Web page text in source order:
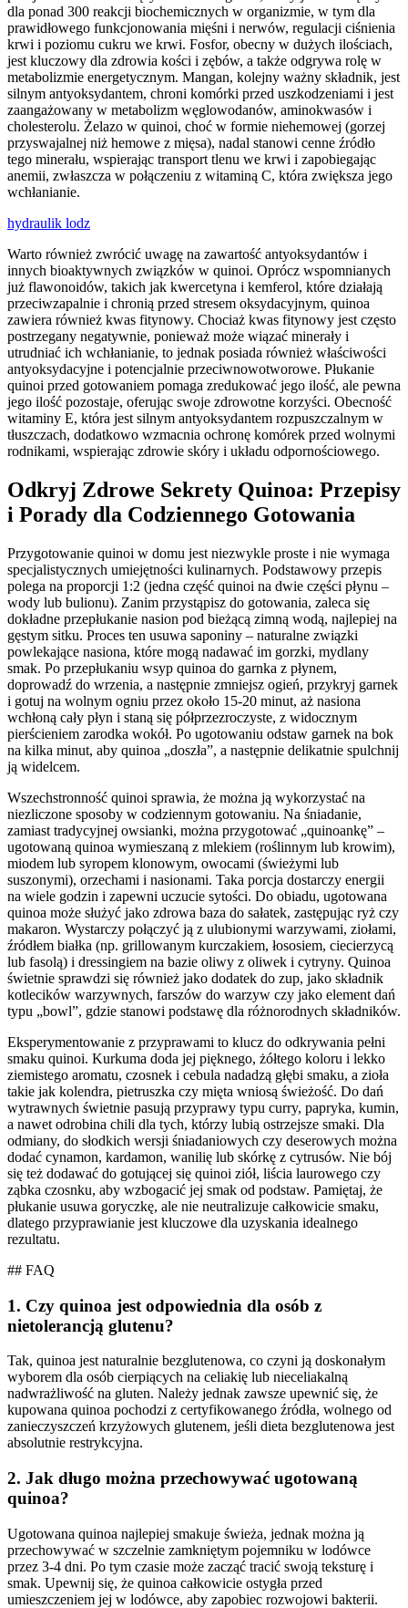
dla ponad 300 reakcji biochemicznych w organizmie, w tym dla
prawidłowego funkcjonowania mięśni i nerwów, regulacji ciśnienia
krwi i poziomu cukru we krwi. Fosfor, obecny w dużych ilościach,
jest kluczowy dla zdrowia kości i zębów, a także odgrywa rolę w
metabolizmie energetycznym. Mangan, kolejny ważny składnik, jest
silnym antyoksydantem, chroni komórki przed uszkodzeniami i jest
zaangażowany w metabolizm węglowodanów, aminokwasów i
cholesterolu. Żelazo w quinoi, choć w formie niehemowej (gorzej
przyswajalnej niż hemowe z mięsa), nadal stanowi cenne źródło
tego minerału, wspierając transport tlenu we krwi i zapobiegając
anemii, zwłaszcza w połączeniu z witaminą C, która zwiększa jego
wchłanianie.
hydraulik lodz
Warto również zwrócić uwagę na zawartość antyoksydantów i
innych bioaktywnych związków w quinoi. Oprócz wspomnianych
już flawonoidów, takich jak kwercetyna i kemferol, które działają
przeciwzapalnie i chronią przed stresem oksydacyjnym, quinoa
zawiera również kwas fitynowy. Chociaż kwas fitynowy jest często
postrzegany negatywnie, ponieważ może wiązać minerały i
utrudniać ich wchłanianie, to jednak posiada również właściwości
antyoksydacyjne i potencjalnie przeciwnowotworowe. Płukanie
quinoi przed gotowaniem pomaga zredukować jego ilość, ale pewna
jego ilość pozostaje, oferując swoje zdrowotne korzyści. Obecność
witaminy E, która jest silnym antyoksydantem rozpuszczalnym w
tłuszczach, dodatkowo wzmacnia ochronę komórek przed wolnymi
rodnikami, wspierając zdrowie skóry i układu odpornościowego.
Odkryj Zdrowe Sekrety Quinoa: Przepisy
i Porady dla Codziennego Gotowania
Przygotowanie quinoi w domu jest niezwykle proste i nie wymaga
specjalistycznych umiejętności kulinarnych. Podstawowy przepis
polega na proporcji 1:2 (jedna część quinoi na dwie części płynu –
wody lub bulionu). Zanim przystąpisz do gotowania, zaleca się
dokładne przepłukanie nasion pod bieżącą zimną wodą, najlepiej na
gęstym sitku. Proces ten usuwa saponiny – naturalne związki
powlekające nasiona, które mogą nadawać im gorzki, mydlany
smak. Po przepłukaniu wsyp quinoa do garnka z płynem,
doprowadź do wrzenia, a następnie zmniejsz ogień, przykryj garnek
i gotuj na wolnym ogniu przez około 15-20 minut, aż nasiona
wchłoną cały płyn i staną się półprzezroczyste, z widocznym
pierścieniem zarodka wokół. Po ugotowaniu odstaw garnek na bok
na kilka minut, aby quinoa „doszła”, a następnie delikatnie spulchnij
ją widelcem.
Wszechstronność quinoi sprawia, że można ją wykorzystać na
niezliczone sposoby w codziennym gotowaniu. Na śniadanie,
zamiast tradycyjnej owsianki, można przygotować „quinoankę” –
ugotowaną quinoa wymieszaną z mlekiem (roślinnym lub krowim),
miodem lub syropem klonowym, owocami (świeżymi lub
suszonymi), orzechami i nasionami. Taka porcja dostarczy energii
na wiele godzin i zapewni uczucie sytości. Do obiadu, ugotowana
quinoa może służyć jako zdrowa baza do sałatek, zastępując ryż czy
makaron. Wystarczy połączyć ją z ulubionymi warzywami, ziołami,
źródłem białka (np. grillowanym kurczakiem, łososiem, ciecierzycą
lub fasolą) i dressingiem na bazie oliwy z oliwek i cytryny. Quinoa
świetnie sprawdzi się również jako dodatek do zup, jako składnik
kotlecików warzywnych, farszów do warzyw czy jako element dań
typu „bowl”, gdzie stanowi podstawę dla różnorodnych składników.
Eksperymentowanie z przyprawami to klucz do odkrywania pełni
smaku quinoi. Kurkuma doda jej pięknego, żółtego koloru i lekko
ziemistego aromatu, czosnek i cebula nadadzą głębi smaku, a zioła
takie jak kolendra, pietruszka czy mięta wniosą świeżość. Do dań
wytrawnych świetnie pasują przyprawy typu curry, papryka, kumin,
a nawet odrobina chili dla tych, którzy lubią ostrzejsze smaki. Dla
odmiany, do słodkich wersji śniadaniowych czy deserowych można
dodać cynamon, kardamon, wanilię lub skórkę z cytrusów. Nie bój
się też dodawać do gotującej się quinoi ziół, liścia laurowego czy
ząbka czosnku, aby wzbogacić jej smak od podstaw. Pamiętaj, że
płukanie usuwa goryczkę, ale nie neutralizuje całkowicie smaku,
dlatego przyprawianie jest kluczowe dla uzyskania idealnego
rezultatu.
## FAQ
1. Czy quinoa jest odpowiednia dla osób z
nietolerancją glutenu?
Tak, quinoa jest naturalnie bezglutenowa, co czyni ją doskonałym
wyborem dla osób cierpiących na celiakię lub nieceliakalną
nadwrażliwość na gluten. Należy jednak zawsze upewnić się, że
kupowana quinoa pochodzi z certyfikowanego źródła, wolnego od
zanieczyszczeń krzyżowych glutenem, jeśli dieta bezglutenowa jest
absolutnie restrykcyjna.
2. Jak długo można przechowywać ugotowaną
quinoa?
Ugotowana quinoa najlepiej smakuje świeża, jednak można ją
przechowywać w szczelnie zamkniętym pojemniku w lodówce
przez 3-4 dni. Po tym czasie może zacząć tracić swoją teksturę i
smak. Upewnij się, że quinoa całkowicie ostygła przed
umieszczeniem jej w lodówce, aby zapobiec rozwojowi bakterii.